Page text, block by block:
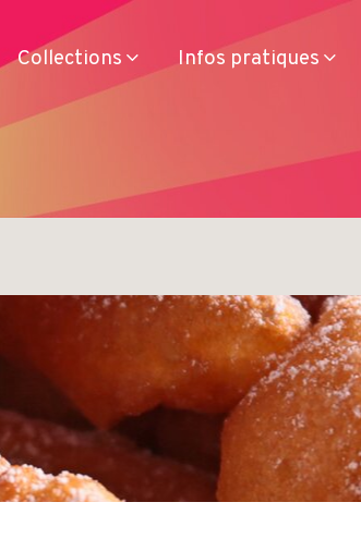
Collections
Produits
Infos pratiques
Séjourner